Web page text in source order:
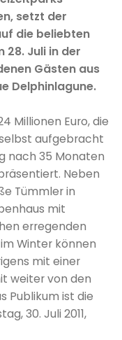
setzt der
die beliebten
Juli in der
Gästen aus
Delphinlagune.
Millionen Euro, die
aufgebracht
nach 35 Monaten
Neben
Tümmler in
mit
erregenden
Winter können
mit einer
weiter von den
Publikum ist die
30. Juli 2011,